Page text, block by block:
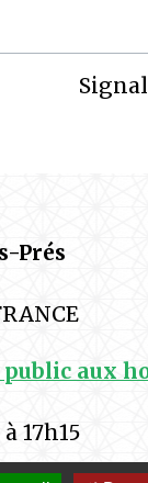
Prés
aux
17h15